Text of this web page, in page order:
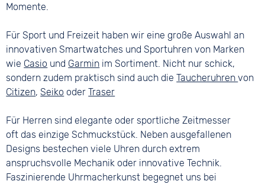
Momente.
Für Sport und Freizeit haben wir eine große Auswahl an
innovativen Smartwatches und Sportuhren von Marken
wie Casio und Garmin im Sortiment. Nicht nur schick,
sondern zudem praktisch sind auch dieTaucheruhrenvon
Citizen,Seiko oderTraser
Für Herren sind elegante oder sportliche Zeitmesser
oft das einzige Schmuckstück. Neben ausgefallenen
Designs bestechen viele Uhren durch extrem
anspruchsvolle Mechanik oder innovative Technik.
Faszinierende Uhrmacherkunst begegnet uns bei